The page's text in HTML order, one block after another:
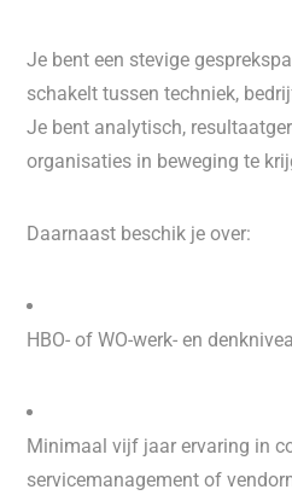
Je bent een stevige
schakelt tussen techniek,
Je bent analytisch,
organisaties in beweging te
Daarnaast beschik je over:
HBO- of WO-werk- en
Minimaal vijf jaar ervaring in
servicemanagement of